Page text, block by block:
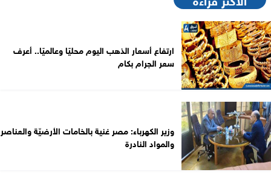
ارتفاع أسعار الذهب اليوم محليًا وعالميًا.. أعرف
سعر الجرام بكام
وزير الكهرباء: مصر غنية بالخامات الأرضيّة والعناصر
والمواد النادرة